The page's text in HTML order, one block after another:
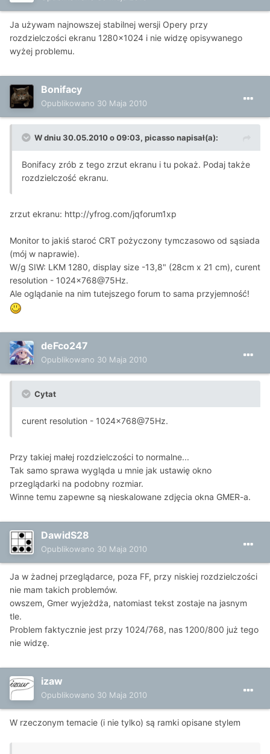
Ja używam najnowszej stabilnej wersji Opery przy
rozdzielczości ekranu 1280x1024 i nie widzę opisywanego
wyżej problemu.
Bonifacy
Opublikowano 30 Maja 2010
W dniu 30.05.2010 o 09:03, picasso napisał(a):
Bonifacy zrób z tego zrzut ekranu i tu pokaż. Podaj także
rozdzielczość ekranu.
zrzut ekranu: http://yfrog.com/jqforum1xp
Monitor to jakiś staroć CRT pożyczony tymczasowo od sąsiada
(mój w naprawie).
W/g SIW: LKM 1280, display size -13,8" (28cm x 21 cm), curent
resolution - 1024x768@75Hz.
Ale oglądanie na nim tutejszego forum to sama przyjemność!
deFco247
Opublikowano 30 Maja 2010
Cytat
curent resolution - 1024x768@75Hz.
Przy takiej małej rozdzielczości to normalne...
Tak samo sprawa wygląda u mnie jak ustawię okno
przeglądarki na podobny rozmiar.
Winne temu zapewne są nieskalowane zdjęcia okna GMER-a.
DawidS28
Opublikowano 30 Maja 2010
Ja w żadnej przeglądarce, poza FF, przy niskiej rozdzielczości
nie mam takich problemów.
owszem, Gmer wyjeżdża, natomiast tekst zostaje na jasnym
tle.
Problem faktycznie jest przy 1024/768, nas 1200/800 już tego
nie widzę.
izaw
Opublikowano 30 Maja 2010
W rzeczonym temacie (i nie tylko) są ramki opisane stylem